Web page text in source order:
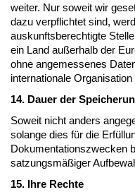
weiter. Nur soweit wir
dazu verpflichtet sind,
auskunftsberechtigte
ein Land außerhalb der
ohne angemessenes
internationale
14. Dauer der
Soweit nicht anders
solange dies für die
Dokumentationszwecken
satzungsmäßiger
15. Ihre Rechte